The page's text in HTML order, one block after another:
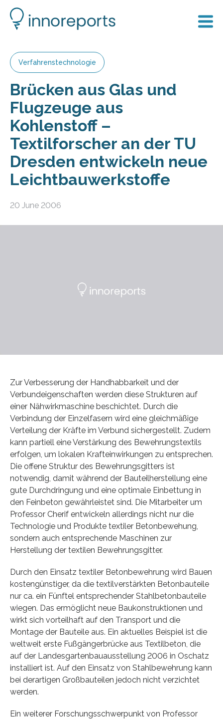
Verfahrenstechnologie
Brücken aus Glas und
Flugzeuge aus
Kohlenstoff –
Textilforscher an der TU
Dresden entwickeln neue
Leichtbauwerkstoffe
20 June 2006
Zur Verbesserung der Handhabbarkeit und der
Verbundeigenschaften werden diese Strukturen auf
einer Nähwirkmaschine beschichtet. Durch die
Verbindung der Einzelfasern wird eine gleichmäßige
Verteilung der Kräfte im Verbund sichergestellt. Zudem
kann partiell eine Verstärkung des Bewehrungstextils
erfolgen, um lokalen Krafteinwirkungen zu entsprechen.
Die offene Struktur des Bewehrungsgitters ist
notwendig, damit während der Bauteilherstellung eine
gute Durchdringung und eine optimale Einbettung in
den Feinbeton gewährleistet sind. Die Mitarbeiter um
Professor Cherif entwickeln allerdings nicht nur die
Technologie und Produkte textiler Betonbewehung,
sondern auch entsprechende Maschinen zur
Herstellung der textilen Bewehrungsgitter.
Durch den Einsatz textiler Betonbewehrung wird Bauen
kostengünstiger, da die textilverstärkten Betonbauteile
nur ca. ein Fünftel entsprechender Stahlbetonbauteile
wiegen. Das ermöglicht neue Baukonstruktionen und
wirkt sich vorteilhaft auf den Transport und die
Montage der Bauteile aus. Ein aktuelles Beispiel ist die
weltweit erste Fußgängerbrücke aus Textilbeton, die
auf der Landesgartenbauausstellung 2006 in Oschatz
installiert ist. Auf den Einsatz von Stahlbewehrung kann
bei derartigen Großbauteilen jedoch nicht verzichtet
werden.
Ein weiterer Forschungsschwerpunkt von Professor